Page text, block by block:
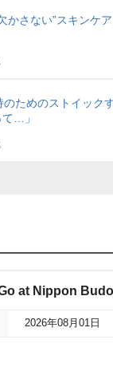
かさない”スキンケ
ためのストイック
…」
at Nippon
2026年08月01日